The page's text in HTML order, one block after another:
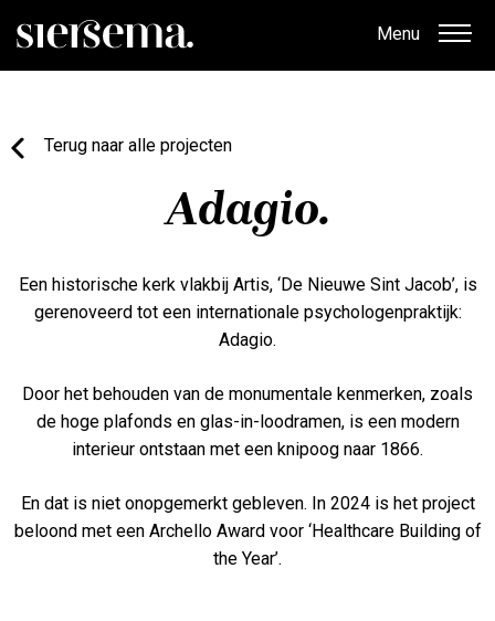
Menu
Terug naar alle projecten
Adagio.
Een historische kerk vlakbij Artis, ‘De Nieuwe Sint Jacob’, is
gerenoveerd tot een internationale psychologenpraktijk:
Adagio.
Door het behouden van de monumentale kenmerken, zoals
de hoge plafonds en glas-in-loodramen, is een modern
interieur ontstaan met een knipoog naar 1866.
En dat is niet onopgemerkt gebleven. In 2024 is het project
beloond met een Archello Award voor ‘Healthcare Building of
the Year’.